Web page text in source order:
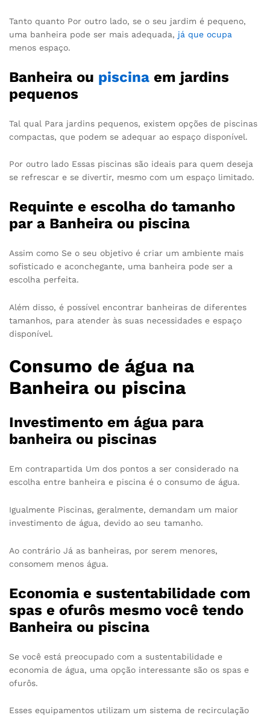
Tanto quanto Por outro lado, se o seu jardim é pequeno,
uma banheira pode ser mais adequada, já que ocupa
menos espaço.
Banheira ou piscina em jardins
pequenos
Tal qual Para jardins pequenos, existem opções de piscinas
compactas, que podem se adequar ao espaço disponível.
Por outro lado Essas piscinas são ideais para quem deseja
se refrescar e se divertir, mesmo com um espaço limitado.
Requinte e escolha do tamanho
par a Banheira ou piscina
Assim como Se o seu objetivo é criar um ambiente mais
sofisticado e aconchegante, uma banheira pode ser a
escolha perfeita.
Além disso, é possível encontrar banheiras de diferentes
tamanhos, para atender às suas necessidades e espaço
disponível.
Consumo de água na
Banheira ou piscina
Investimento em água para
banheira ou piscinas
Em contrapartida Um dos pontos a ser considerado na
escolha entre banheira e piscina é o consumo de água.
Igualmente Piscinas, geralmente, demandam um maior
investimento de água, devido ao seu tamanho.
Ao contrário Já as banheiras, por serem menores,
consomem menos água.
Economia e sustentabilidade com
spas e ofurôs mesmo você tendo
Banheira ou piscina
Se você está preocupado com a sustentabilidade e
economia de água, uma opção interessante são os spas e
ofurôs.
Esses equipamentos utilizam um sistema de recirculação